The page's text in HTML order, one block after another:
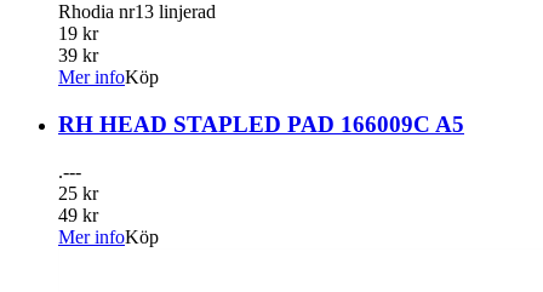
Rhodia nr13 linjerad
19 kr
39 kr
Mer infoKöp
RH HEAD STAPLED PAD 166009C A5
.---
25 kr
49 kr
Mer infoKöp